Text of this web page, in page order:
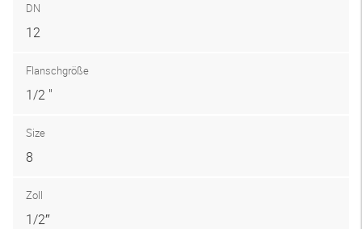
DN
12
Flanschgröße
1/2 "
Size
8
Zoll
1/2″